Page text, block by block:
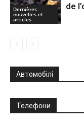
Dernières
nouvelles et
articles
de
Автомобілі
Телефони